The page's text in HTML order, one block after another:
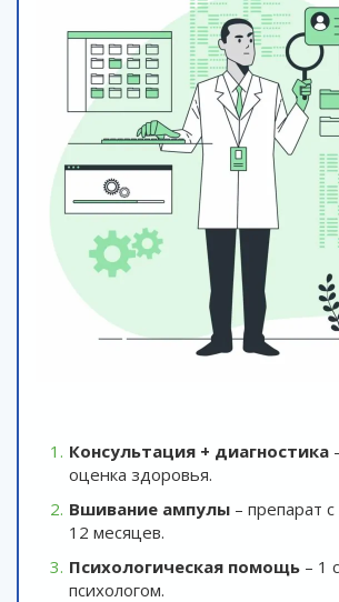
Консультация + диагностика
оценка здоровья.
Вшивание ампулы – препарат
12 месяцев.
Психологическая помощь – 1
психологом.